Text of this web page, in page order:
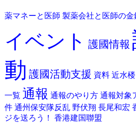
薬マネーと医師 製薬会社と医師の金
イベント
護國情報
動 護國活動支援 資料 近水楼
一覧 通報 通報のやり方 通報対象
件 通州保安隊反乱 野伏翔 長尾和宏
ジを送ろう！
香港建国聯盟